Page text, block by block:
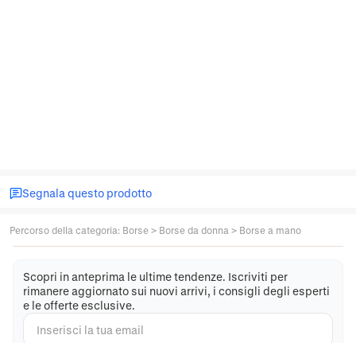
Segnala questo prodotto
Percorso della categoria: Borse > Borse da donna > Borse a mano
Scopri in anteprima le ultime tendenze. Iscriviti per
rimanere aggiornato sui nuovi arrivi, i consigli degli esperti
e le offerte esclusive.